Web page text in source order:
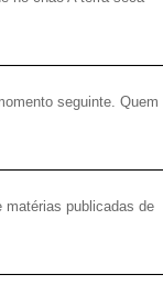
seguinte. Quem
matérias publicadas de